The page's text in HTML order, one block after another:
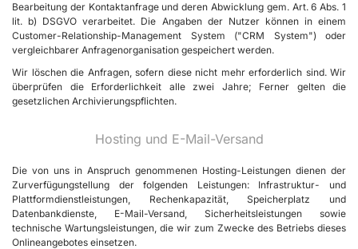
Bearbeitung der Kontaktanfrage und deren Abwicklung gem. Art. 6 Abs. 1
lit. b) DSGVO verarbeitet. Die Angaben der Nutzer können in einem
Customer-Relationship-Management System ("CRM System") oder
vergleichbarer Anfragenorganisation gespeichert werden.
Wir löschen die Anfragen, sofern diese nicht mehr erforderlich sind. Wir
überprüfen die Erforderlichkeit alle zwei Jahre; Ferner gelten die
gesetzlichen Archivierungspflichten.
Hosting und E-Mail-Versand
Die von uns in Anspruch genommenen Hosting-Leistungen dienen der
Zurverfügungstellung der folgenden Leistungen: Infrastruktur- und
Plattformdienstleistungen, Rechenkapazität, Speicherplatz und
Datenbankdienste, E-Mail-Versand, Sicherheitsleistungen sowie
technische Wartungsleistungen, die wir zum Zwecke des Betriebs dieses
Onlineangebotes einsetzen.